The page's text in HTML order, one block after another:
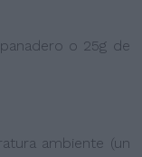
o 25g de
ambiente (un